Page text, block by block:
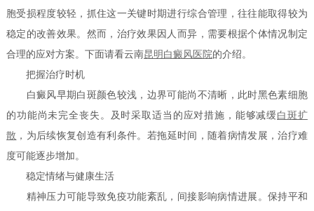
胞受损程度较轻，抓住这一关键时期进行综合管理，往往能取得较为
稳定的改善效果。然而，治疗效果因人而异，需要根据个体情况制定
合理的应对方案。下面请看云南昆明白癜风医院的介绍。
把握治疗时机
白癜风早期白斑颜色较浅，边界可能尚不清晰，此时黑色素细胞
的功能尚未完全丧失。及时采取适当的应对措施，能够减缓白斑扩
散 ，为后续恢复创造有利条件。若拖延时间，随着病情发展，治疗难
度可能逐步增加。
稳定情绪与健康生活
精神压力可能导致免疫功能紊乱，间接影响病情进展。保持平和